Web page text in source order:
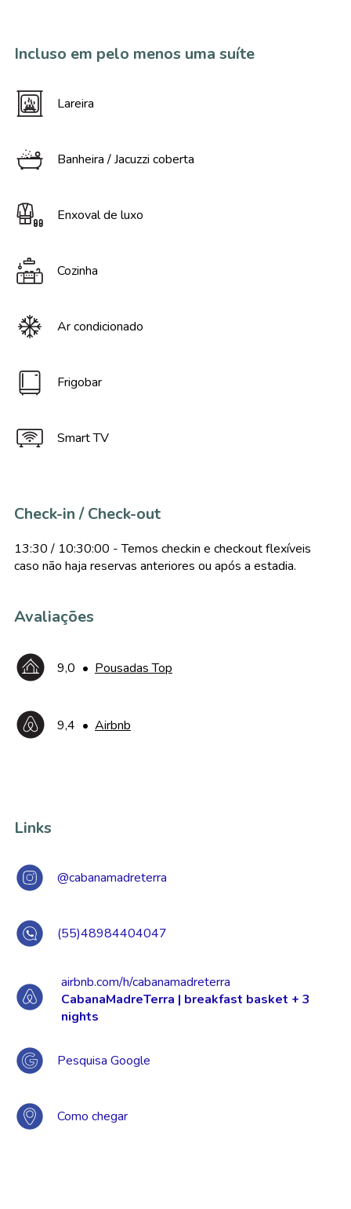
Incluso em pelo menos uma suíte
Lareira
Banheira / Jacuzzi coberta
Enxoval de luxo
Cozinha
Ar condicionado
Frigobar
Smart TV
Check-in / Check-out
13:30 / 10:30:00 - Temos checkin e checkout flexíveis
caso não haja reservas anteriores ou após a estadia.
Avaliações
9,0 • Pousadas Top
9,4 • Airbnb
Links
@cabanamadreterra
(55)48984404047
airbnb.com/h/cabanamadreterra
CabanaMadreTerra | breakfast basket + 3
nights
Pesquisa Google
Como chegar